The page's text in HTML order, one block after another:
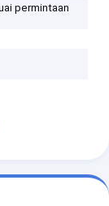
permintaan